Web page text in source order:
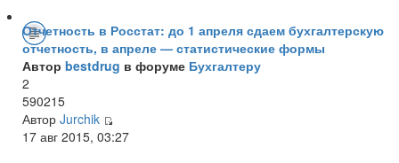
Отчетность в Росстат: до 1 апреля сдаем бухгалтерскую
отчетность, в апреле — статистические формы
Автор bestdrug в форуме Бухгалтеру
2
590215
Автор Jurchik
17 авг 2015, 03:27